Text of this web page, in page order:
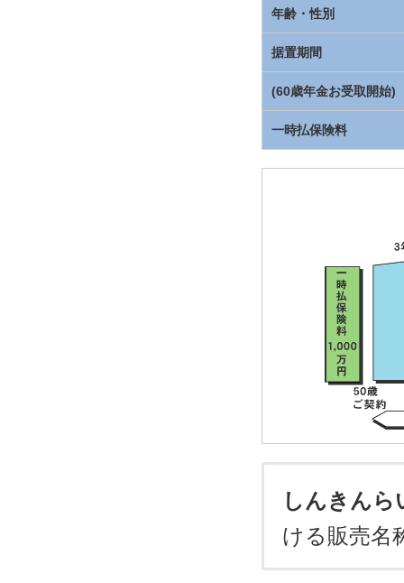
年齢・性別
据置期間
(60歳年金お受取開始)
一時払保険料
しんきんら
ける販売名